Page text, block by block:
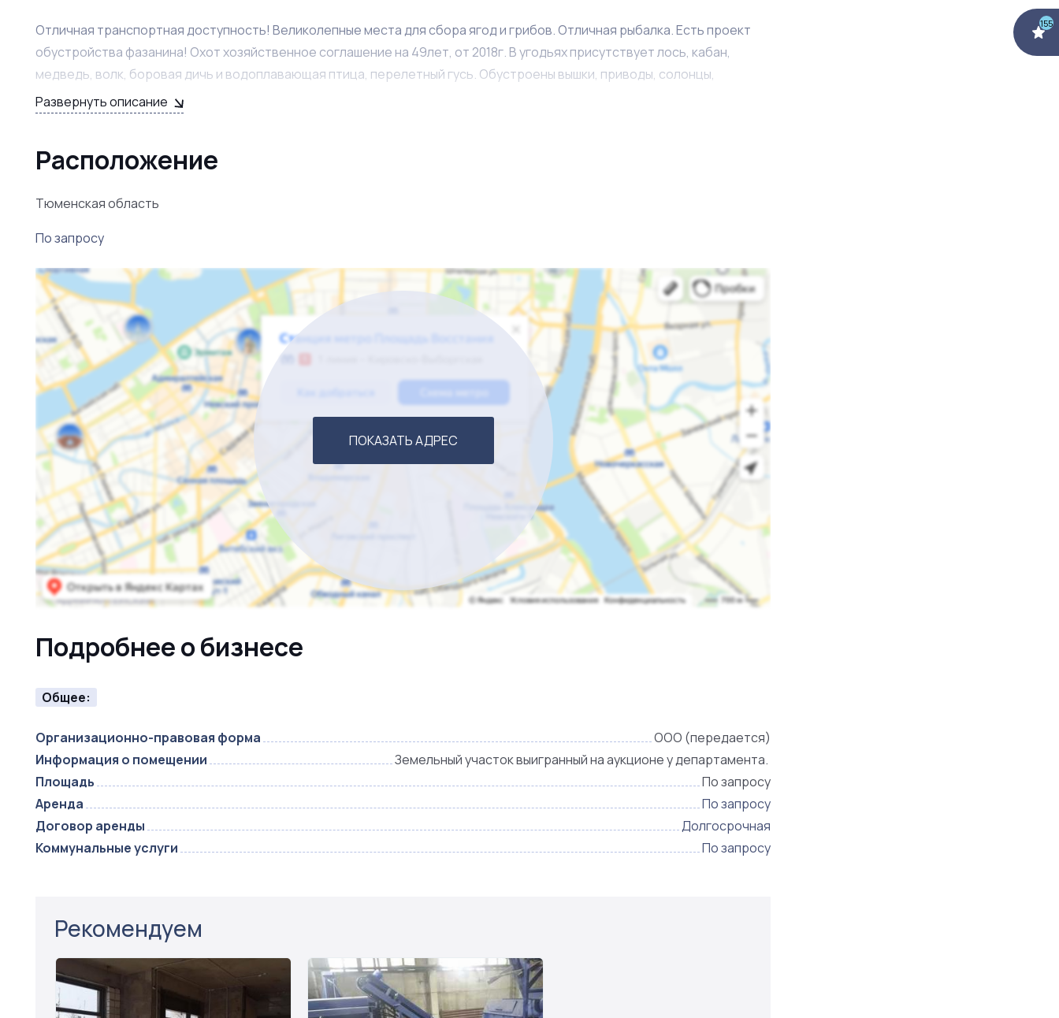
Отличная транспортная доступность! Великолепные места для сбора ягод и грибов. Отличная рыбалка. Есть проект
обустройства фазанина! Охот хозяйственное соглашение на 49лет, от 2018г. В угодьях присутствует лось, кабан,
медведь, волк, боровая дичь и водоплавающая птица, перелетный гусь. Обустроены вышки, приводы, солонцы,
прикормленные площадки. Посеян овёс, рапс.
Развернуть описание
Расположение
Тюменская область
По запросу
ПОКАЗАТЬ АДРЕС
Подробнее о бизнесе
Общее:
Организационно-правовая форма
ООО (передается)
Информация о помещении
Земельный участок выигранный на аукционе у департамента.
Площадь
По запросу
Аренда
По запросу
Договор аренды
Долгосрочная
Коммунальные услуги
По запросу
Рекомендуем
155